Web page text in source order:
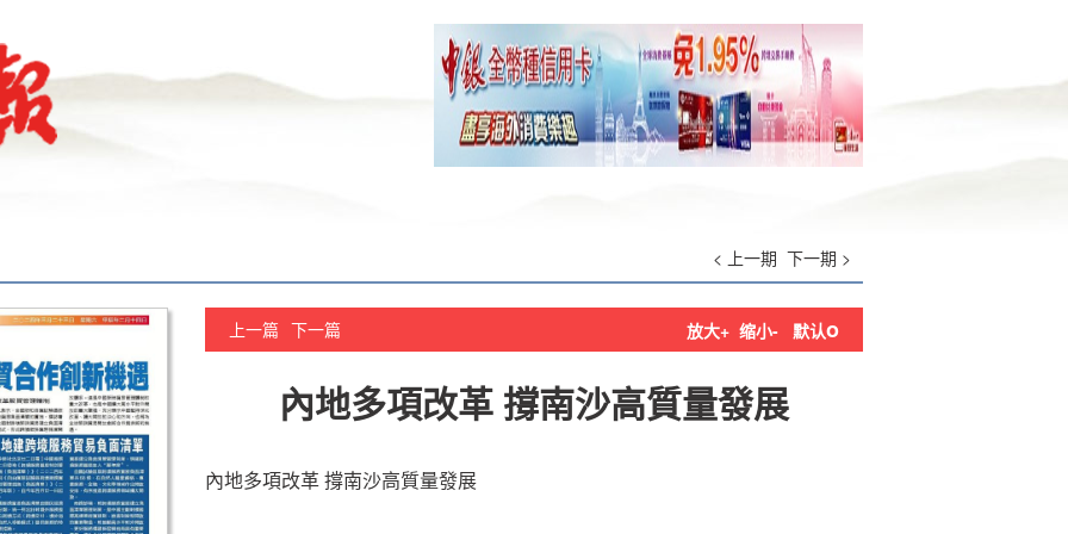
< 上一期 下一期 >
上一篇 下一篇 放大+ 缩小- 默认o
內地多項改革 撐南沙高質量發展
內地多項改革 撐南沙高質量發展